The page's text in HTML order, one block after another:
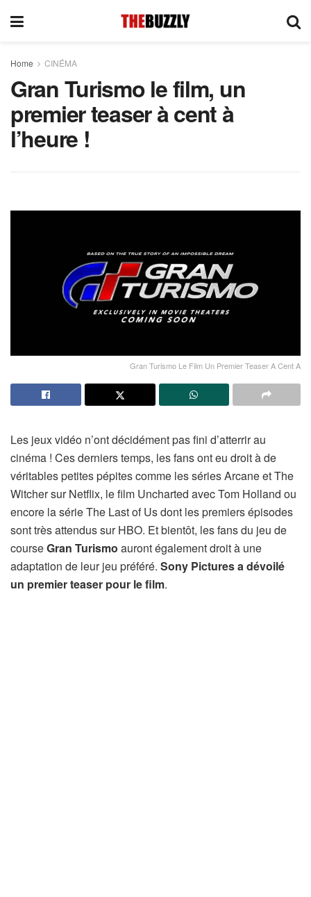
Home CINÉMA
Gran Turismo le film, un
premier teaser à cent à
l’heure !
Gran Turismo Le Film Un Premier Teaser A Cent A
Les jeux vidéo n’ont décidément pas fini d’atterrir au
cinéma ! Ces derniers temps, les fans ont eu droit à de
véritables petites pépites comme les séries Arcane et The
Witcher sur Netflix, le film Uncharted avec Tom Holland ou
encore la série The Last of Us dont les premiers épisodes
sont très attendus sur HBO. Et bientôt, les fans du jeu de
courseGran Turismo auront également droit à une
adaptation de leur jeu préféré. Sony Pictures a dévoilé
un premier teaser pour le film.